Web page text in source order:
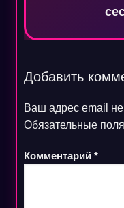
Добавить
Ваш адрес email не
Обязательные
Комментарий *